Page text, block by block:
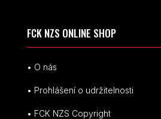
FCK NZS ONLINE SHOP
• O nás
• Prohlášení o udržitelnosti
• FCK NZS Copyright